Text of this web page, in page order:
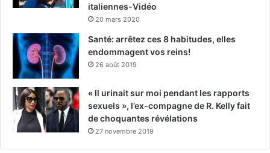
italiennes-Vidéo
20 mars 2020
Santé: arrêtez ces 8 habitudes, elles
endommagent vos reins!
26 août 2019
« Il urinait sur moi pendant les rapports
sexuels », l’ex-compagne de R. Kelly fait
de choquantes révélations
27 novembre 2019